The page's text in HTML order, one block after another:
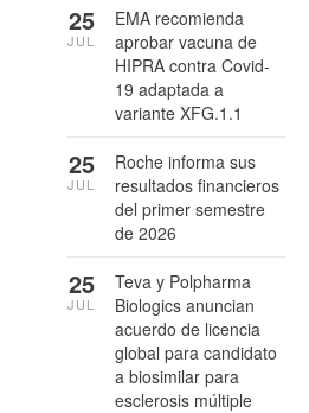
EMA recomienda
aprobar vacuna de
HIPRA contra Covid-
19 adaptada a
variante XFG.1.1
25
JUL
Roche informa sus
resultados financieros
del primer semestre
de 2026
25
JUL
Teva y Polpharma
Biologics anuncian
acuerdo de licencia
global para candidato
a biosimilar para
esclerosis múltiple
25
JUL